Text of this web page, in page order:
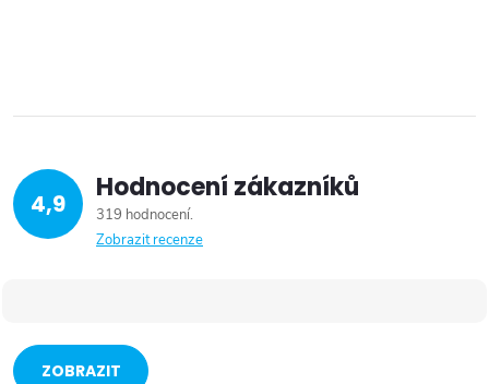
4,9 Hodnocení zákazníků
319 hodnocení
Zobrazit recenze
ZOBRAZIT